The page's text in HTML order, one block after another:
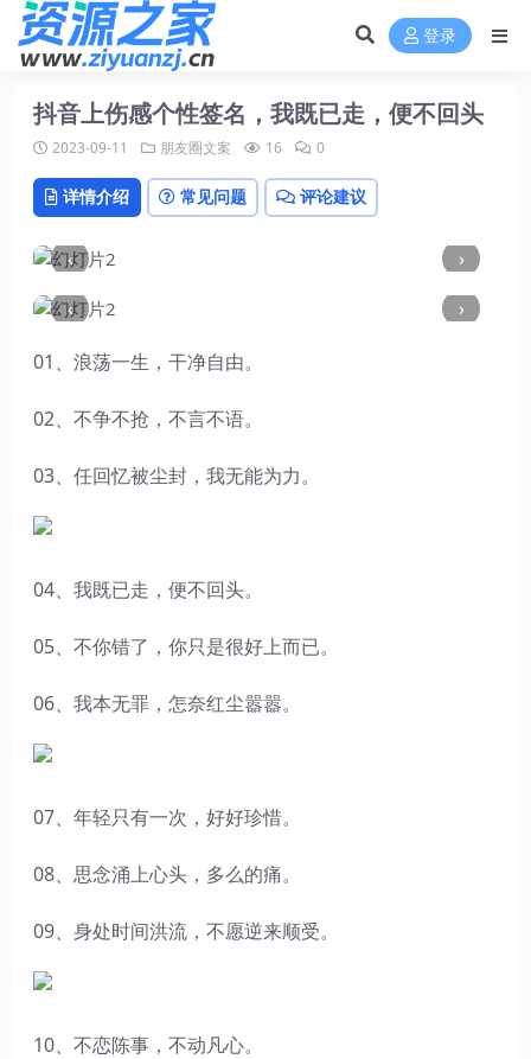
登录
抖音上伤感个性签名，我既已走，便不回头
2023-09-11 朋友圈文案 16 0
详情介绍 常见问题 评论建议
‹
›
‹
›
01、浪荡一生，干净自由。
02、不争不抢，不言不语。
03、任回忆被尘封，我无能为力。
04、我既已走，便不回头。
05、不你错了，你只是很好上而已。
06、我本无罪，怎奈红尘嚣嚣。
07、年轻只有一次，好好珍惜。
08、思念涌上心头，多么的痛。
09、身处时间洪流，不愿逆来顺受。
10、不恋陈事，不动凡心。